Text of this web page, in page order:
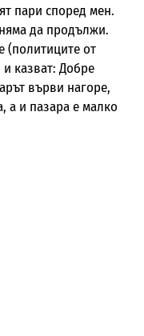
пари според мен.
да продължи.
(политиците от
казват: Добре
върви нагоре,
а и пазара е малко